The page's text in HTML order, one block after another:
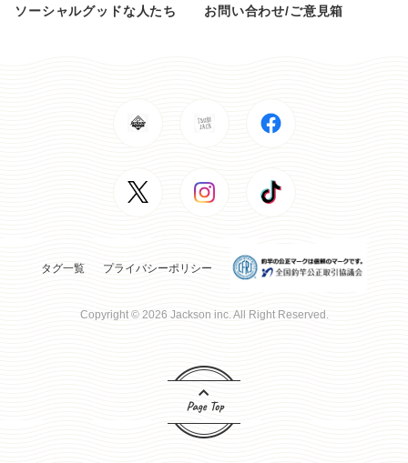
ソーシャルグッドな人たち お問い合わせ/ご意見箱
タグ一覧 プライバシーポリシー
Copyright © 2026 Jackson inc. All Right Reserved.